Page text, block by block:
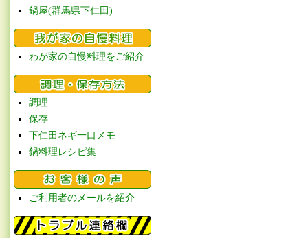
鍋屋(群馬県下仁田)
わが家の自慢料理をご紹介
調理
保存
下仁田ネギ一口メモ
鍋料理レシピ集
ご利用者のメールを紹介